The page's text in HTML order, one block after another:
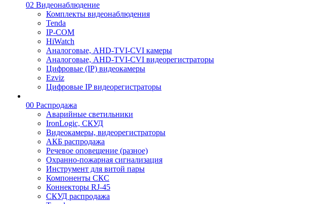
02 Видеонаблюдение
Комплекты видеонаблюдения
Tenda
IP-COM
HiWatch
Аналоговые, AHD-TVI-CVI камеры
Аналоговые, AHD-TVI-CVI видеорегистраторы
Цифровые (IP) видеокамеры
Ezviz
Цифровые IP видеорегистраторы
00 Распродажа
Аварийные светильники
IronLogic, СКУД
Видеокамеры, видеорегистраторы
АКБ распродажа
Речевое оповещение (разное)
Охранно-пожарная сигнализация
Инструмент для витой пары
Компоненты СКС
Коннекторы RJ-45
СКУД распродажа